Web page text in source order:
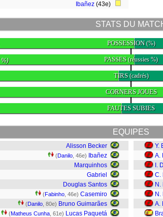
Ibañez (43e)
STATS DU
POSSESSION(%)
PASSES(réussies %)
TIRS(cadrés)
CORNERS JOUES
FAUTES SUBIES
EQUIPES
Alisson Becker
(Danilo , 46e)
Ibañez
Marquinhos
Gabriel
Douglas Santos
(Fabinho , 46e) Casemiro
(Danilo , 80e) Bruno Guimarães
(Matheus Cunha , 61e) Lucas Paquetá
Y.
A.
I.
C.
N.
N.
A.